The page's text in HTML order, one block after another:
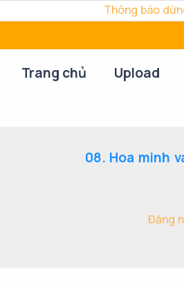
Thông báo
Trang chủ Upload
08. Hoa minh
Đăng